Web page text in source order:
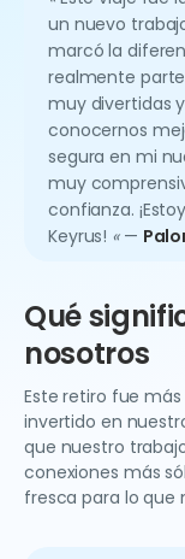
un nuevo
marcó la
realmente
muy divertidas
conocernos
segura en mi
muy
confianza.
Keyrus! «—
Qué
nosotros
Este retiro fue
invertido en
que nuestro
conexiones más
fresca para lo que